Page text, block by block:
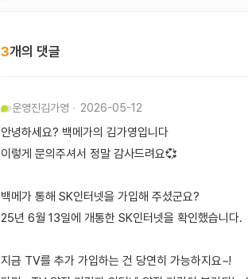
3개의 댓글
운영진김가영 2026-05-12
안녕하세요? 백메가의 김가영입니다
이렇게 문의주셔서 정말 감사드려요💞
백메가 통해 SK인터넷을 가입해 주셨군요?
25년 6월 13일에 개통한 SK인터넷을 확인했습니다.
지금 TV를 추가 가입하는 건 당연히 가능하지요~!